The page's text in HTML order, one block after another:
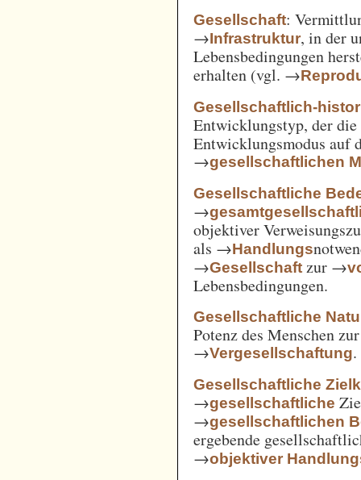
Gesellschaft:
→Infrastruktur, in der
Lebensbedingungen
erhalten (vgl. →
Gesellschaftlich-
Entwicklungstyp, der
Entwicklungsmodus auf
→gesellschaftlichen
Gesellschaftliche
→
objektiver
als →Handlungs
→Gesellschaft zur →
Lebensbedingungen.
Gesellschaftliche
Potenz des Menschen
→Vergesellschaftung.
Gesellschaftliche
→gesellschaftliche
→gesellschaftlichen
ergebende
→objektiver